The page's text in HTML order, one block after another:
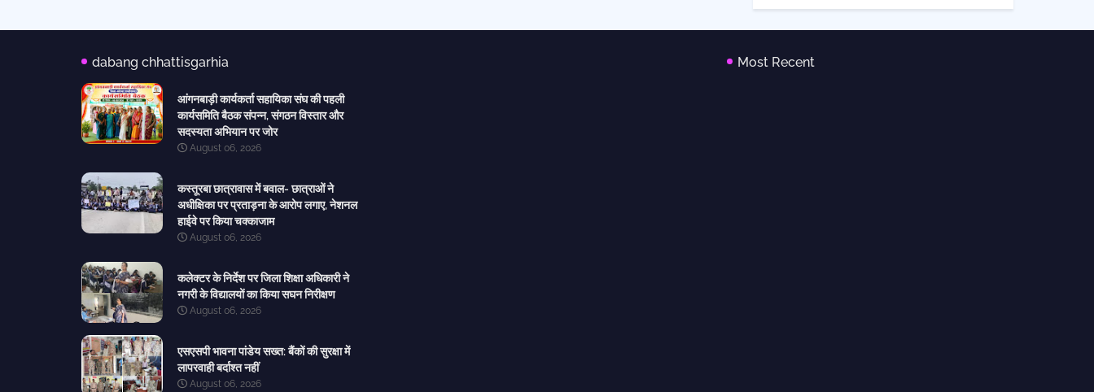
dabang chhattisgarhia
आंगनबाड़ी कार्यकर्ता सहायिका संघ की पहली
कार्यसमिति बैठक संपन्न, संगठन विस्तार और
सदस्यता अभियान पर जोर
August 06, 2026
कस्तूरबा छात्रावास में बवाल- छात्राओं ने
अधीक्षिका पर प्रताड़ना के आरोप लगाए, नेशनल
हाईवे पर किया चक्काजाम
August 06, 2026
कलेक्टर के निर्देश पर जिला शिक्षा अधिकारी ने
नगरी के विद्यालयों का किया सघन निरीक्षण
August 06, 2026
एसएसपी भावना पांडेय सख्त: बैंकों की सुरक्षा में
लापरवाही बर्दाश्त नहीं
August 06, 2026
Most Recent